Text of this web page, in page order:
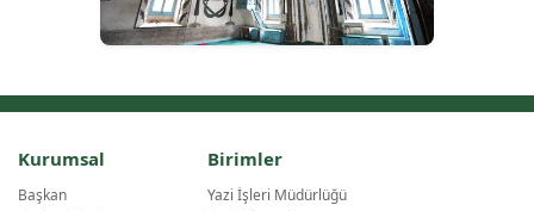
Kurumsal
Başkan
Birimler
Yazi İşleri Müdürlüğü